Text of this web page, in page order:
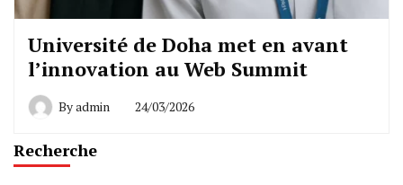
Université de Doha met en avant
l’innovation au Web Summit
Byadmin 24/03/2026
Recherche